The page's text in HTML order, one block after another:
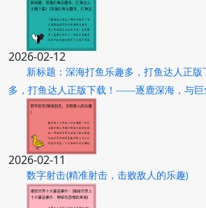
2026-02-12
新标题：深海打鱼乐趣多，打鱼达人正版
多，打鱼达人正版下载！——逐鹿深海，与巨
2026-02-11
数字射击(精准射击，击败敌人的乐趣)